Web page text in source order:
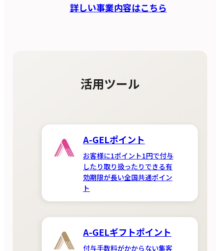
詳しい事業内容はこちら
活用ツール
A-GELポイント
お客様に1ポイント1円で付与
したり取り扱ったりできる有
効期限が長い全国共通ポイン
ト
A-GELギフトポイント
付与手数料がかからない集客